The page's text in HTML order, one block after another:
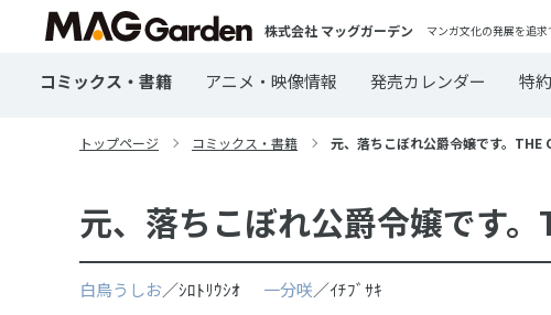
株式会社 マッグガーデン マンガ文化の発展を追
コミックス・書籍 アニメ・映像情報 発売カレンダー 特
トップページ コミックス・書籍 元、落ちこぼれ公爵令嬢です。THE
元、落ちこぼれ公爵令嬢です。
白鳥うしお／ｼﾛﾄﾘｳｼｵ 一分咲／ｲﾁﾌﾞｻｷ